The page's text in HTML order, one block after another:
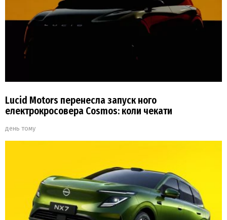
Lucid Motors перенесла запуск ного
електрокросовера Cosmos: коли чекати
день тому